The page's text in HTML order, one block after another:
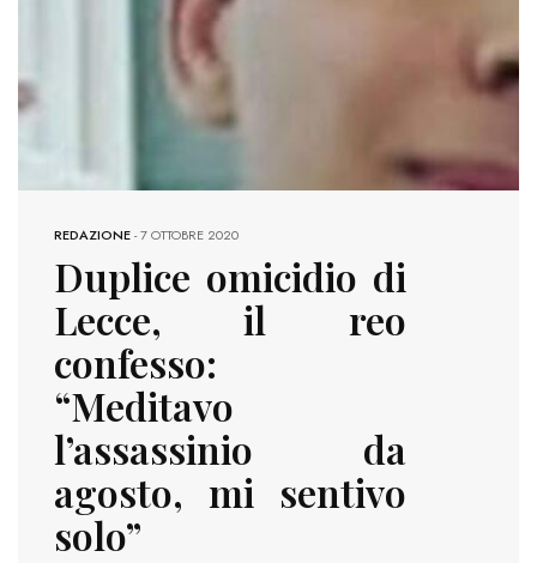
REDAZIONE-7 OTTOBRE 2020
Duplice omicidio di
Lecce, il reo
confesso:
“Meditavo
l’assassinio da
agosto, mi sentivo
solo”